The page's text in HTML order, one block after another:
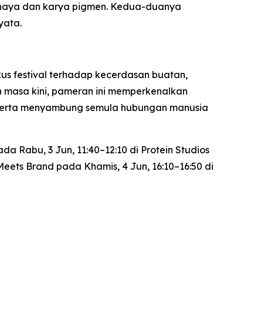
dan karya pigmen. Kedua-duanya
festival terhadap kecerdasan buatan,
kini, pameran ini memperkenalkan
menyambung semula hubungan manusia
Rabu, 3 Jun, 11:40–12:10 di Protein Studios
Brand pada Khamis, 4 Jun, 16:10–16:50 di